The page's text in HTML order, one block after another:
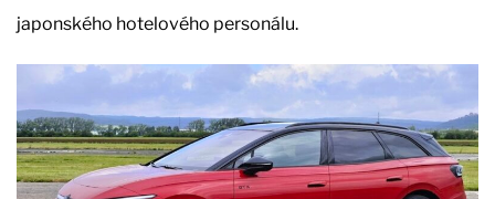
japonského hotelového personálu.